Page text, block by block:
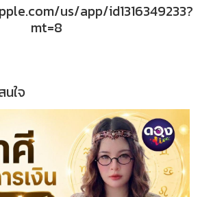
us/app/id1316349233?
mt=8
ใจ